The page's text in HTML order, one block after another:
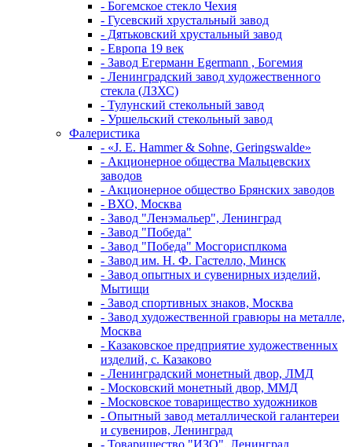
- Богемское стекло Чехия
- Гусевский хрустальный завод
- Дятьковский хрустальный завод
- Европа 19 век
- Завод Егерманн Egermann , Богемия
- Ленинградский завод художественного
стекла (ЛЗХС)
- Тулунский стекольный завод
- Уршельский стекольный завод
Фалеристика
- «J. E. Hammer & Sohne, Geringswalde»
- Акционерное общества Мальцевских
заводов
- Акционерное общество Брянских заводов
- ВХО, Москва
- Завод "Ленэмальер", Ленинград
- Завод "Победа"
- Завод "Победа" Мосгорисплкома
- Завод им. Н. Ф. Гастелло, Минск
- Завод опытных и сувенирных изделий,
Мытищи
- Завод спортивных знаков, Москва
- Завод художественной гравюры на металле,
Москва
- Казаковское предприятие художественных
изделий, с. Казаково
- Ленинградский монетный двор, ЛМД
- Московский монетный двор, ММД
- Московское товарищество художников
- Опытный завод металлической галантереи
и сувениров, Ленинград
- Товарищество "ИЗО", Ленинград